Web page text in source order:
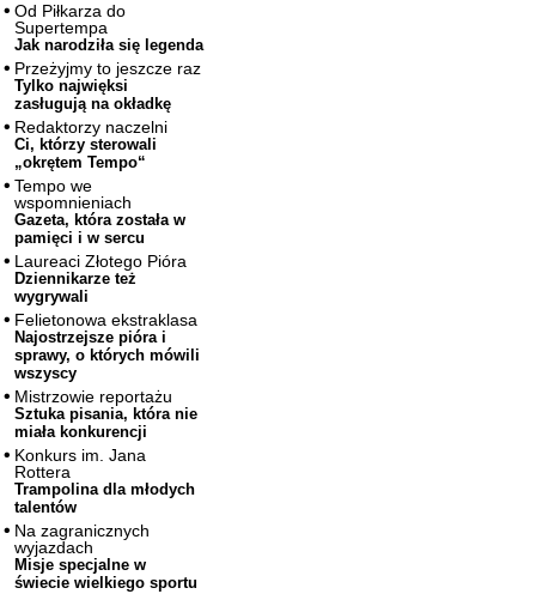
Od Piłkarza do
Supertempa
Jak narodziła się legenda
Przeżyjmy to jeszcze raz
Tylko najwięksi
zasługują na okładkę
Redaktorzy naczelni
Ci, którzy sterowali
„okrętem Tempo“
Tempo we
wspomnieniach
Gazeta, która została w
pamięci i w sercu
Laureaci Złotego Pióra
Dziennikarze też
wygrywali
Felietonowa ekstraklasa
Najostrzejsze pióra i
sprawy, o których mówili
wszyscy
Mistrzowie reportażu
Sztuka pisania, która nie
miała konkurencji
Konkurs im. Jana
Rottera
Trampolina dla młodych
talentów
Na zagranicznych
wyjazdach
Misje specjalne w
świecie wielkiego sportu